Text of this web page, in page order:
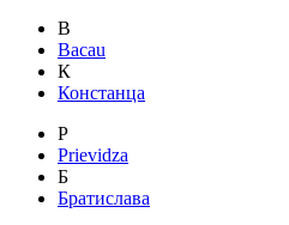
B
Bacau
К
Констанца
P
Prievidza
Б
Братислава